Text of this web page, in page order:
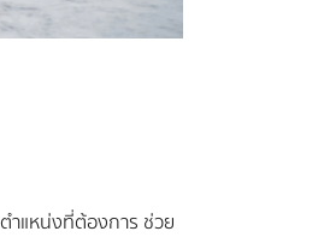
ำแหน่งที่ต้องการ ช่วย